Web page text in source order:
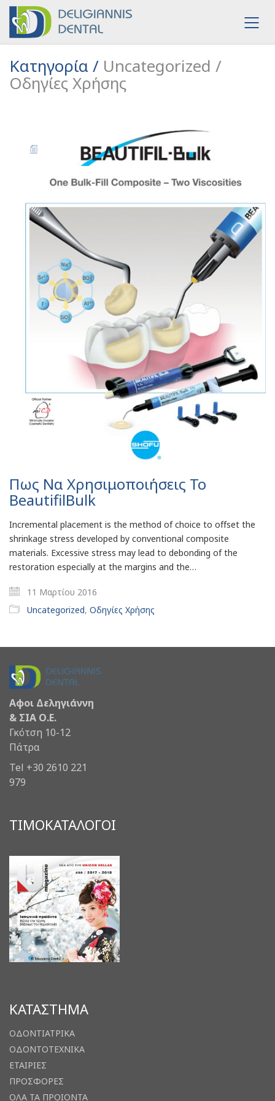
Κατηγορία / Uncategorized /
Οδηγίες Χρήσης
Πως Να Χρησιμοποιήσεις Το
BeautifilBulk
Incremental placement is the method of choice to offset the
shrinkage stress developed by conventional composite
materials. Excessive stress may lead to debonding of the
restoration especially at the margins and the…
11 Μαρτίου 2016
Uncategorized, Οδηγίες Χρήσης
Αφοι Δεληγιάννη
& ΣΙΑ Ο.Ε.
Γκότση 10-12
Πάτρα
Tel +30 2610 221
979
ΤΙΜΟΚΑΤΑΛΟΓΟΙ
ΚΑΤΑΣΤΗΜΑ
ΟΔΟΝΤΙΑΤΡΙΚΑ
ΟΔΟΝΤΟΤΕΧΝΙΚΑ
ΕΤΑΙΡΙΕΣ
ΠΡΟΣΦΟΡΕΣ
ΟΛΑ ΤΑ ΠΡΟΙΟΝΤΑ